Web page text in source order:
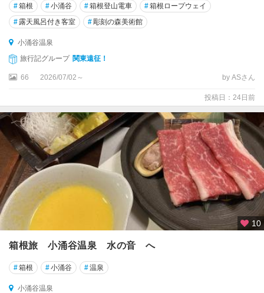
河
原
箱
根
本
泉
塔
ノ
沢
宮
下
温
#箱根 #小涌谷 #箱根登山電車 #箱根ロープウェイ
# 露天風呂付き客室 #彫刻の森美術館
小涌谷温泉
旅行記グループ 関東遠征！
66 2026/07/02～ by ASさん
投稿日：24日前
10
箱根旅 小涌谷温泉 水の音 へ
#箱根 #小涌谷 #温泉
小涌谷温泉